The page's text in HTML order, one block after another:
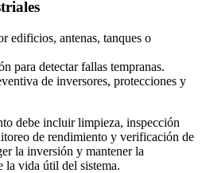
edificios, antenas, tanques o
para detectar fallas tempranas.
de inversores, protecciones y
debe incluir limpieza, inspección
de rendimiento y verificación de
la inversión y mantener la
la vida útil del sistema.